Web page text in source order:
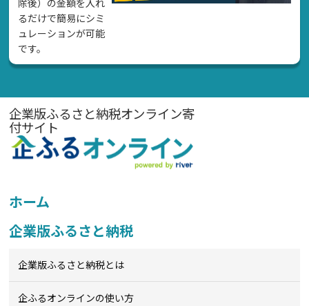
るだけで簡易にシミ
ュレーションが可能
です。
企業版ふるさと納税オンライン寄
付サイト
ホーム
企業版ふるさと納税
企業版ふるさと納税とは
企ふるオンラインの使い方